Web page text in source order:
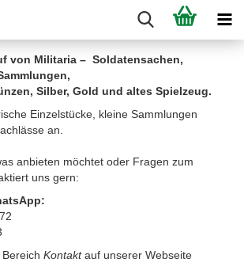
von Militaria – Soldatensachen,
Silber, Gold und altes Spielzeug.
Einzelstücke, kleine Sammlungen
an.
anbieten möchtet oder Fragen zum
uns gern:
Kontakt auf unserer Webseite